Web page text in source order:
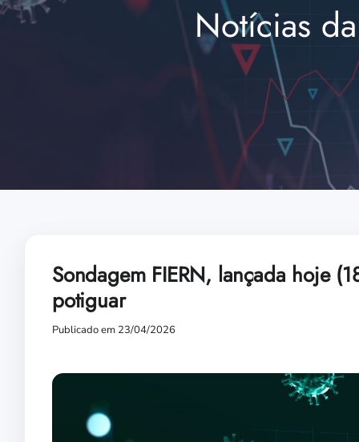
Notícias
Sondagem FIERN, lançada hoje
potiguar
Publicado em 23/04/2026